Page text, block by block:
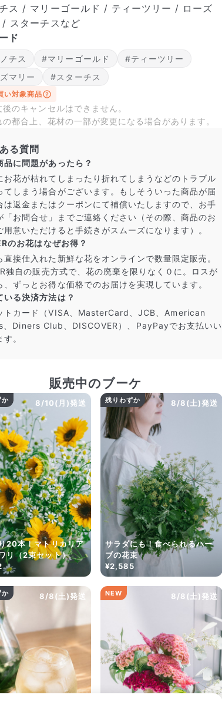
お花に元気がなかったら？
いたお花に「枯れている」「折れている」などの不備が
場合は、些細なことでもお気軽にサポートまでご連絡く
。ご返金にて補償いたします。
同じものが届く？
ージに掲載している写真は、実際にお届けする商品を撮
ものです。お花は生き物なので、どうしても色味やサイ
き方に個体差はありますが、できるだけ写真のイメージ
ものをお届けできるように人の目でチェックをしていま
る質問
月自動でお花が届くサービスですか？
毎月自動でお届けするサービスではありません。好きな時
ス / マリーゴールド / ティーツリー / ローズ
/ スターチスなど
ド
チス #マリーゴールド
#ティーツリー
マリー
#スターチス
い対象商品
のキャンセルはできません。
都合上、花材の一部が変更になる場合があります。
る質問
品に問題があったら？
お花が枯れてしまったり折れてしまうなどのトラブル
てしまう場合がございます。もしそういった商品が届
は返金またはクーポンにて補償いたしますので、お手
「お問合せ」までご連絡ください（その際、商品のお
用意いただけると手続きがスムーズになります）。
のお花はなぜお得？
直接仕入れた新鮮な花をオンラインで数量限定販売。
独自の販売方式で、花の廃棄を限りなく０に。ロスが
、ずっとお得な価格でのお届けを実現しています。
いる決済方法は？
トカード（VISA、MasterCard、JCB、American
、Diners Club、DISCOVER）、PayPayでお支払いい
。
販売中のブーケ
8/10(月)発送
か
20本！マトリカリア
リ（2束セット）
8/8(土)発送
残りわずか
サラダにも！食べられるハー
ブの花束
¥2,585
8/8(土)発送
か 8/8(土)発送
NEW